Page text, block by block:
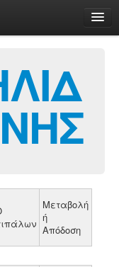
Μεταβολή
ή
Απόδοση